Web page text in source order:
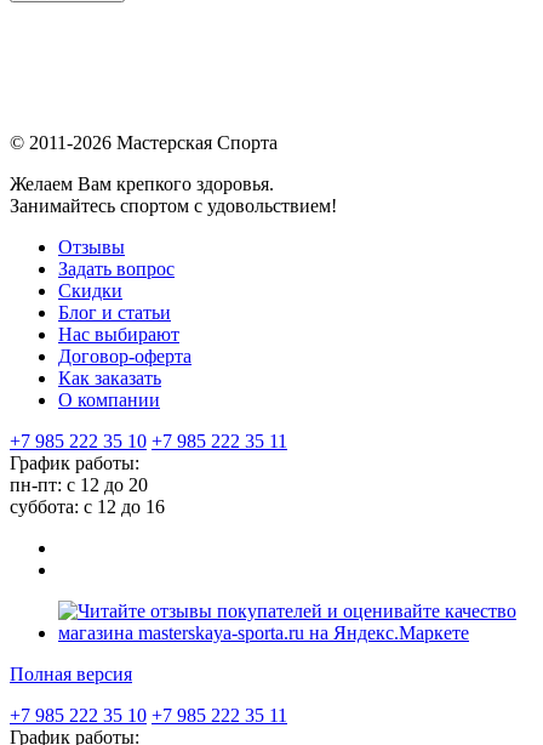
© 2011-2026 Мастерская Спорта
Желаем Вам крепкого здоровья.
Занимайтесь спортом с удовольствием!
Отзывы
Задать вопрос
Скидки
Блог и статьи
Нас выбирают
Договор-оферта
Как заказать
О компании
+7 985 222 35 10 +7 985 222 35 11
График работы:
пн-пт: с 12 до 20
суббота: c 12 до 16
Полная версия
+7 985 222 35 10 +7 985 222 35 11
График работы: